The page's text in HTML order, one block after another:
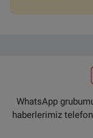
WhatsApp
haberlerimiz